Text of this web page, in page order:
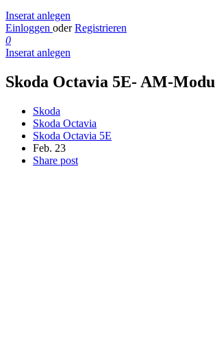
Inserat anlegen
Einloggen oder Registrieren
0
Inserat anlegen
Skoda Octavia 5E- AM-
Skoda
Skoda Octavia
Skoda Octavia 5E
Feb. 23
Share post